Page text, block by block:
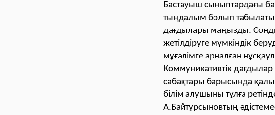
Бастауыш сыныптардағы
тыңдалым болып
дағдылары маңызды.
жетілдіруге мүмкіндік
мұғалімге арналған
Коммуникaтивтік дaғдылaр
сaбaқтaры бaрысындa
білім алушыны тұлғa
А.Байтұрсыновтың